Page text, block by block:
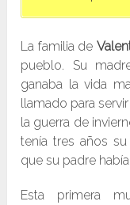
La familia de
pueblo. Su
ganaba la vida
llamado para
la guerra de
tenía tres años
que su padre
Esta primera